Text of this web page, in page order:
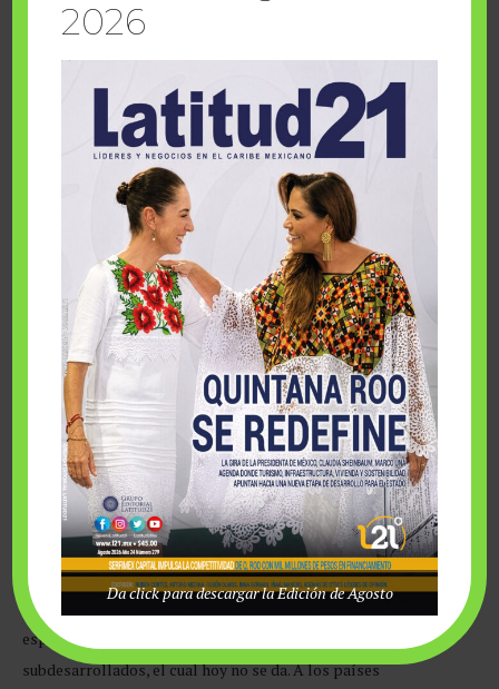
en general están compuestas por personas sin la formación
profesional y la visión socioeconómica y global que les
En el mundo, el 80% de la contaminación global de la
atmósfera se debe a la gran industria, productora de energía, y
al consumo energético del transporte que todos usamos.
Ambos factores se concentran en un 90% en los 15 países más
desarrollados del mundo que, hasta el día de hoy, no han
llegado a un acuerdo global y formal de revertir ese
movimiento. Es claro que afectaría – quizá en 5 o 10%-a las
economías de sus países, y los políticos en turno nunca
quieren pagar el precio correspondiente.
En el futuro, el mundo tiene dos razones para cambiar
seriamente: el amor y el terror. Creo que será el terror el que
motive los grandes cambios, pues como veremos en los
capítulos posteriores, la degradación ambiental es cada vez
más rápida y notoria, y la indiferencia tendrá que cambiar por
un mayor nivel de conciencia de la realidad. Claro está que esto
tendrá un precio económico que afectará a todo el mundo. Yo
espero que exista un trato justo entre países desarrollados y
subdesarrollados, el cual hoy no se da. A los países
2026
Da click para descargar la Edición de Agosto